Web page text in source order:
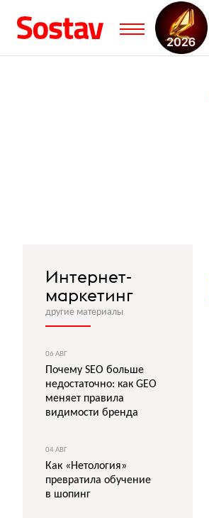
Интернет-
маркетинг
другие материалы
06 АВГ
Почему SEO больше
недостаточно: как GEO
меняет правила
видимости бренда
04 АВГ
Как «Нетология»
превратила обучение
в шопинг